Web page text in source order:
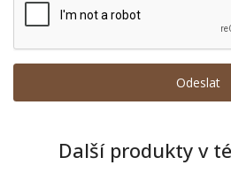
Další produkty v